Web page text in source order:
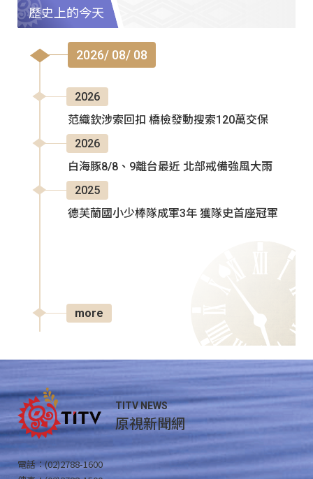
歷史上的今天
2026/ 08/ 08
2026
范織欽涉索回扣 橋檢發動搜索120萬交保
2026
白海豚8/8、9離台最近 北部戒備強風大雨
2025
德芙蘭國小少棒隊成軍3年 獲隊史首座冠軍
more
TITV NEWS
原視新聞網
電話：(02)2788-1600